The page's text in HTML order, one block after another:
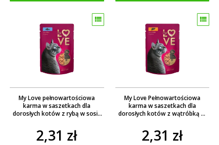
My Love pełnowartościowa
karma w saszetkach dla
dorosłych kotów z rybą w sosie
2,31 zł
My Love Pełnowartościowa
karma w saszetkach dla
dorosłych kotów z wątróbką w
2,31 zł